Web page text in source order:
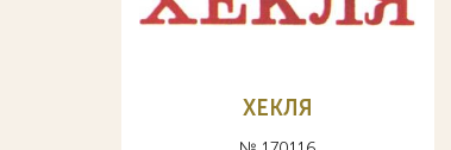
ХЕКЛЯ